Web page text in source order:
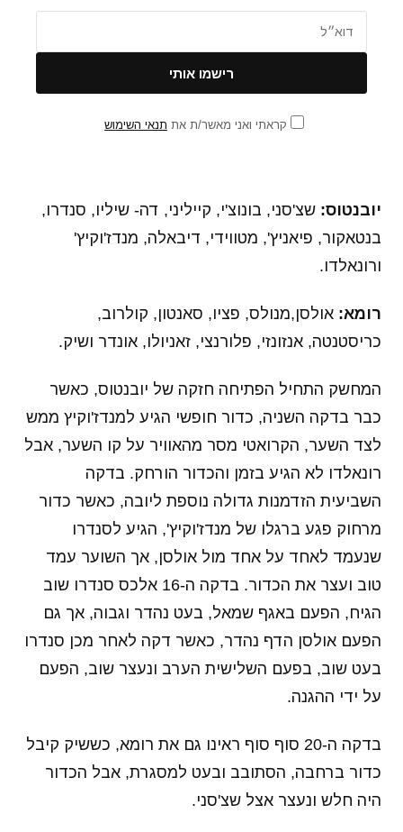
קראתי ואני מאשר/ת את תנאי השימוש
יובנטוס: שצ'סני, בונוצ'י, קייליני, דה- שיליו, סנדרו,
בנטאקור, פיאניץ', מטווידי, דיבאלה, מנדז'וקיץ'
ורונאלדו.
רומא: אולסן,מנולס, פציו, סאנטון, קולרוב,
כריסטנטה, אנזונזי, פלורנצי, זאניולו, אונדר ושיק.
המחשק התחיל הפתיחה חזקה של יובנטוס, כאשר
כבר בדקה השניה, כדור חופשי הגיע למנדז'וקיץ ממש
לצד השער, הקרואטי מסר מהאוויר על קו השער, אבל
רונאלדו לא הגיע בזמן והכדור הורחק. בדקה
השביעית הזדמנות גדולה נוספת ליובה, כאשר כדור
מרחוק פגע ברגלו של מנדז'וקיץ', הגיע לסנדרו
שנעמד לאחד על אחד מול אולסן, אך השוער עמד
טוב ועצר את הכדור. בדקה ה-16 אלכס סנדרו שוב
הגיח, הפעם באגף שמאל, בעט נהדר וגבוה, אך גם
הפעם אולסן הדף נהדר, כאשר דקה לאחר מכן סנדרו
בעט שוב, בפעם השלישית הערב ונעצר שוב, הפעם
על ידי ההגנה.
בדקה ה-20 סוף סוף ראינו גם את רומא, כששיק קיבל
כדור ברחבה, הסתובב ובעט למסגרת, אבל הכדור
היה חלש ונעצר אצל שצ'סני.